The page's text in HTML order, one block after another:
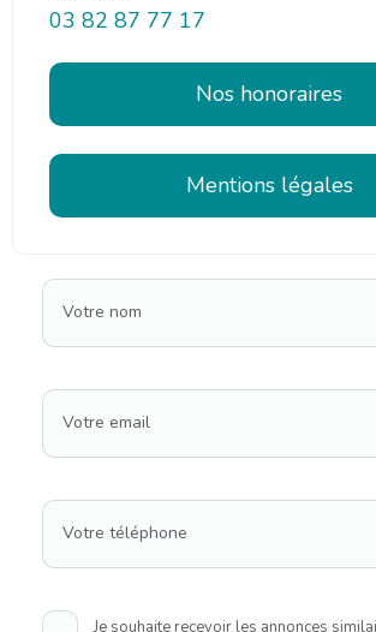
03 82 87 77 17
Nos honoraires
Mentions légales
Votre nom
Votre email
Votre téléphone
Je souhaite recevoir les annonces